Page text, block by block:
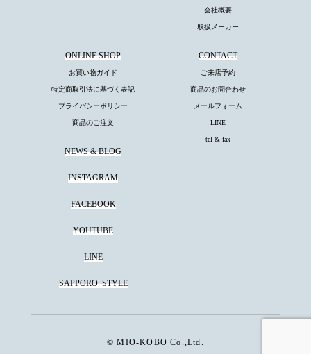
会社概要
取扱メーカー
CONTACT
ご来店予約
商品のお問合わせ
メールフォーム
LINE
tel & fax
ONLINE SHOP
お買い物ガイド
特定商取引法に基づく表記
プライバシーポリシー
商品のご注文
NEWS & BLOG
INSTAGRAM
FACEBOOK
YOUTUBE
LINE
SAPPORO STYLE
© MIO-KOBO Co.,Ltd.